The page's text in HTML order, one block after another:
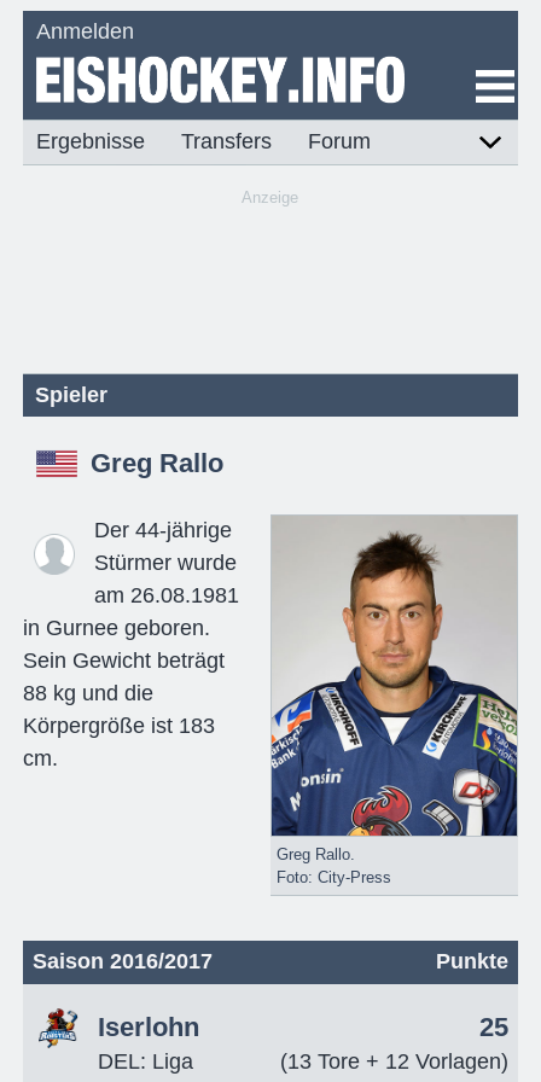
Anmelden
Ergebnisse Transfers Forum
Anzeige
Spieler
Greg Rallo
Greg Rallo.
Foto: City-Press
Der 44-jährige
Stürmer wurde
am 26.08.1981
in Gurnee geboren.
Sein Gewicht beträgt
88 kg und die
Körpergröße ist 183
cm.
Saison 2016/2017 Punkte
Iserlohn
DEL: Liga
25
(13 Tore + 12 Vorlagen)